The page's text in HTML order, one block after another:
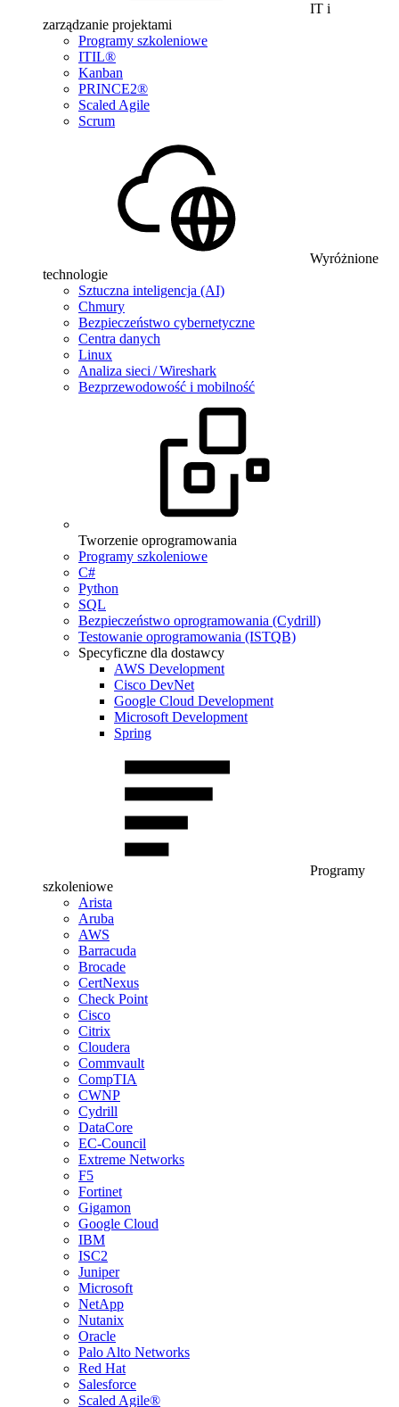
IT i
zarządzanie projektami
Programy szkoleniowe
ITIL®
Kanban
PRINCE2®
Scaled Agile
Scrum
Wyróżnione
technologie
Sztuczna inteligencja (AI)
Chmury
Bezpieczeństwo cybernetyczne
Centra danych
Linux
Analiza sieci / Wireshark
Bezprzewodowość i mobilność
Tworzenie oprogramowania
Programy szkoleniowe
C#
Python
SQL
Bezpieczeństwo oprogramowania (Cydrill)
Testowanie oprogramowania (ISTQB)
Specyficzne dla dostawcy
AWS Development
Cisco DevNet
Google Cloud Development
Microsoft Development
Spring
Programy
szkoleniowe
Arista
Aruba
AWS
Barracuda
Brocade
CertNexus
Check Point
Cisco
Citrix
Cloudera
Commvault
CompTIA
CWNP
Cydrill
DataCore
EC-Council
Extreme Networks
F5
Fortinet
Gigamon
Google Cloud
IBM
ISC2
Juniper
Microsoft
NetApp
Nutanix
Oracle
Palo Alto Networks
Red Hat
Salesforce
Scaled Agile®